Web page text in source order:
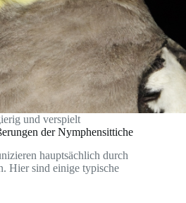
und verspielt
der Nymphensittiche
hauptsächlich durch
Hier sind einige typische